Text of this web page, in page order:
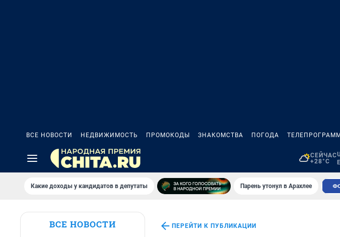
ВСЕ НОВОСТИ НЕДВИЖИМОСТЬ ПРОМОКОДЫ ЗНАКОМСТВА ПОГОДА
СЕЙЧАС
+28°C
Какие доходы у кандидатов в депутаты Парень утонул в Арахлее
ВСЕ НОВОСТИ ПЕРЕЙТИ К ПУБЛИКАЦИИ